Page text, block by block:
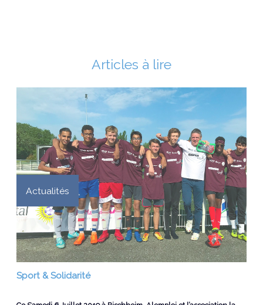
Articles à lire
Actualités
Sport & Solidarité